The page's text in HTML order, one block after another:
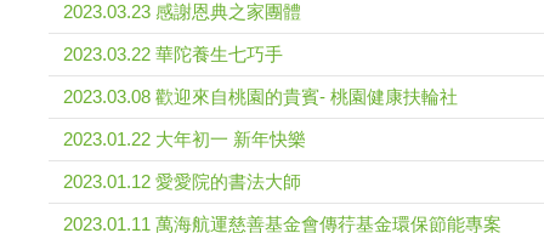
2023.03.23 感謝恩典之家團體
2023.03.22 華陀養生七巧手
2023.03.08 歡迎來自桃園的貴賓- 桃園健康扶輪社
2023.01.22 大年初一 新年快樂
2023.01.12 愛愛院的書法大師
2023.01.11 萬海航運慈善基金會傳荇基金環保節能專案